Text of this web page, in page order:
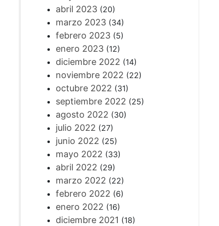
abril 2023(20)
marzo 2023(34)
febrero 2023(5)
enero 2023(12)
diciembre 2022 (14)
noviembre 2022 (22)
octubre 2022 (31)
septiembre 2022 (25)
agosto 2022 (30)
julio 2022 (27)
junio 2022 (25)
mayo 2022 (33)
abril 2022 (29)
marzo 2022 (22)
febrero 2022 (6)
enero 2022 (16)
diciembre 2021 (18)